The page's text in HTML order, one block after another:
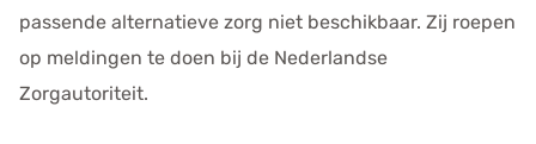
passende alternatieve zorg niet beschikbaar. Zij roepen
op meldingen te doen bij de Nederlandse
Zorgautoriteit.